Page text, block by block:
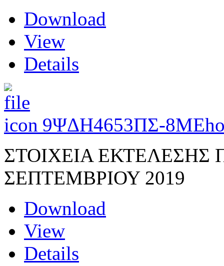
Download
View
Details
9ΨΔΗ4653ΠΣ-8ΜΕ
ΣΤΟΙΧΕΙΑ
ΣΕΠΤΕΜΒΡΙΟΥ 2019
Download
View
Details